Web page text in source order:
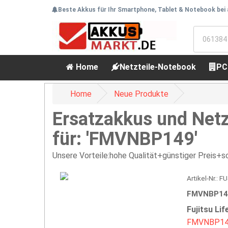
Beste Akkus für Ihr Smartphone, Tablet & Notebook
Home Netzteile-Notebook
Home Neue Produkte
Ersatzakkus und
für: 'FMVNBP149'
Unsere Vorteile:hohe Qualität+günstiger
Artikel-Nr.:
Fujitsu